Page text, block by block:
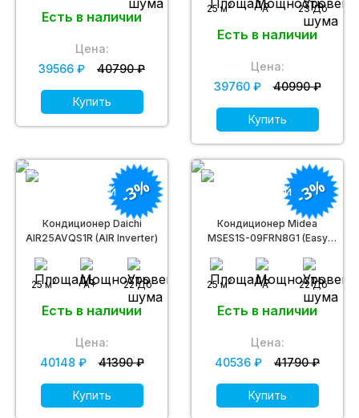
Есть в наличии
Цена:
39566 ₽
40790 ₽
Купить
25 м2 A 23 Дб
Есть в наличии
Цена:
39760 ₽
40990 ₽
Купить
Кондиционер Daichi
AIR25AVQS1R (AIR Inverter)
25 м2 A+ 22 Дб
Есть в наличии
-3%
Цена:
40148 ₽
41390 ₽
Купить
Кондиционер Midea
MSES1S-09FRN8G1 (Easy
25 м2 A 22 Дб
Есть в наличии
-3%
Цена:
40536 ₽
41790 ₽
Купить